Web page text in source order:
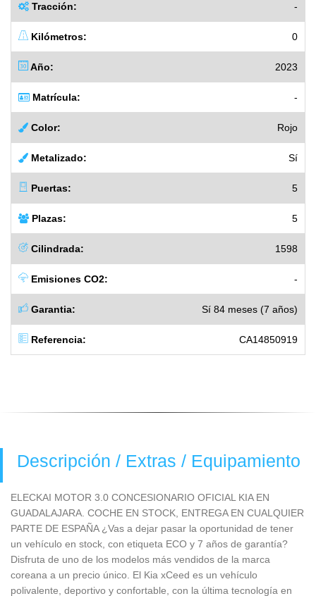
Tracción: -
Kilómetros: 0
Año: 2023
Matrícula: -
Color: Rojo
Metalizado: Sí
Puertas: 5
Plazas: 5
Cilindrada: 1598
Emisiones CO2: -
Garantia: Sí 84 meses (7 años)
Referencia: CA14850919
Descripción / Extras / Equipamiento
ELECKAI MOTOR 3.0 CONCESIONARIO OFICIAL KIA EN
GUADALAJARA. COCHE EN STOCK, ENTREGA EN CUALQUIER
PARTE DE ESPAÑA ¿Vas a dejar pasar la oportunidad de tener
un vehículo en stock, con etiqueta ECO y 7 años de garantía?
Disfruta de uno de los modelos más vendidos de la marca
coreana a un precio único. El Kia xCeed es un vehículo
polivalente, deportivo y confortable, con la última tecnología en